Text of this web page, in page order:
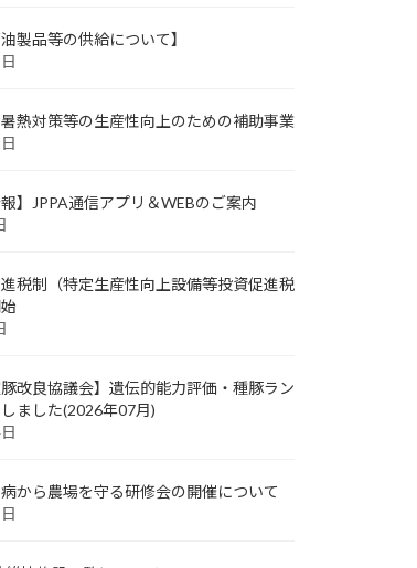
製品等の供給について】
暑熱対策等の生産性向上のための補助事業
報】JPPA通信アプリ＆WEBのご案内
税制（特定生産性向上設備等投資促進税
豚改良協議会】遺伝的能力評価・種豚ラン
ました(2026年07月)
から農場を守る研修会の開催について